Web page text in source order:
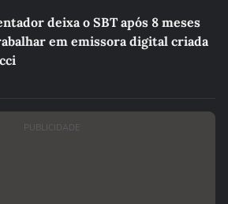
deixa o SBT após 8 meses
em emissora digital criada
PUBLICIDADE